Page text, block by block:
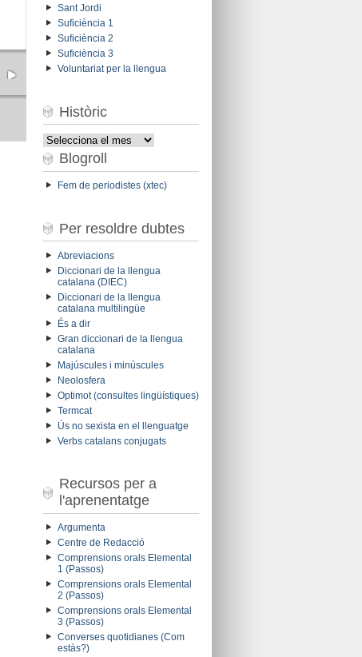
Sant Jordi
Suficiència 1
Suficiència 2
Suficiència 3
Voluntariat per la llengua
Històric
Històric
Blogroll
Fem de periodistes (xtec)
Per resoldre dubtes
Abreviacions
Diccionari de la llengua
catalana (DIEC)
Diccionari de la llengua
catalana multilingüe
És a dir
Gran diccionari de la llengua
catalana
Majúscules i minúscules
Neolosfera
Optimot (consultes lingüístiques)
Termcat
Ús no sexista en el llenguatge
Verbs catalans conjugats
Recursos per a
l'aprenentatge
Argumenta
Centre de Redacció
Comprensions orals Elemental
1 (Passos)
Comprensions orals Elemental
2 (Passos)
Comprensions orals Elemental
3 (Passos)
Converses quotidianes (Com
estàs?)